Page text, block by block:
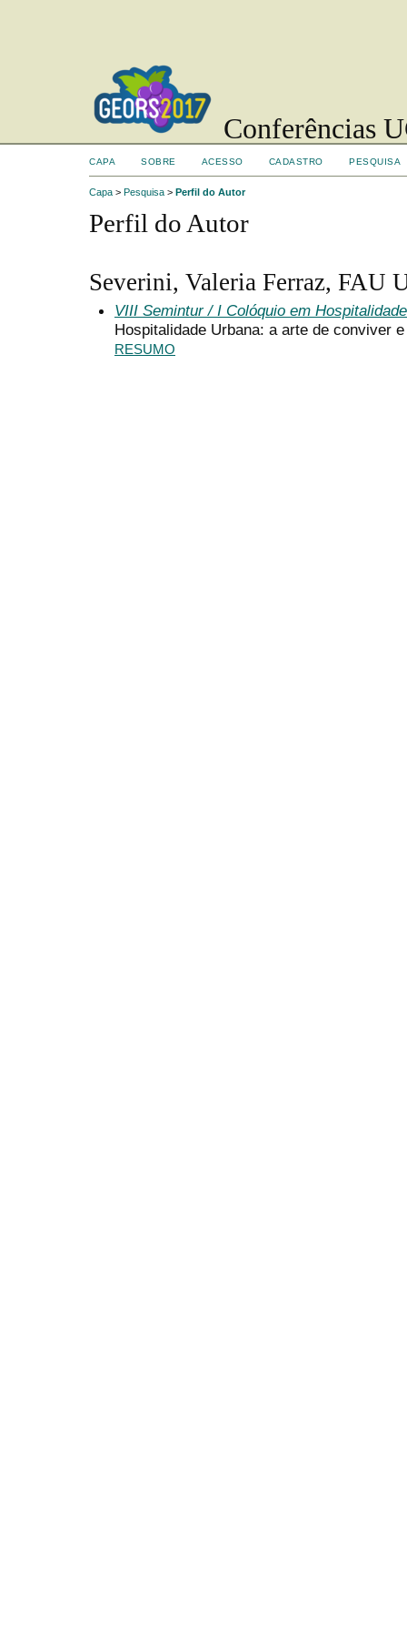
Conferências
CAPA SOBRE ACESSO CADASTRO PESQUISA
Capa > Pesquisa > Perfil do Autor
Perfil do Autor
Severini, Valeria Ferraz, FAU
VIII Semintur / I Colóquio em Hospitalidade
Hospitalidade Urbana: a arte de conviver
RESUMO